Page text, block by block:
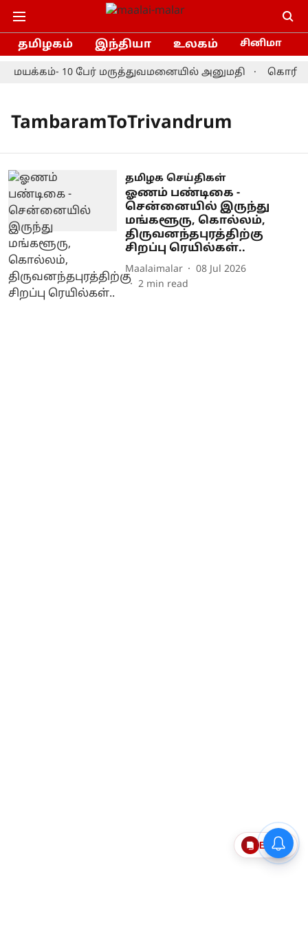
தமிழகம் இந்தியா உலகம் சினிமா
மயக்கம்- 10 பேர் மருத்துவமனையில் அனுமதி
TambaramToTrivandrum
தமிழக செய்திகள்
ஓணம் பண்டிகை -
சென்னையில் இருந்து
மங்களூரு, கொல்லம்,
திருவனந்தபுரத்திற்கு
சிறப்பு ரெயில்கள்..
Maalaimalar
08 Jul 2026
2 min read
Epaper